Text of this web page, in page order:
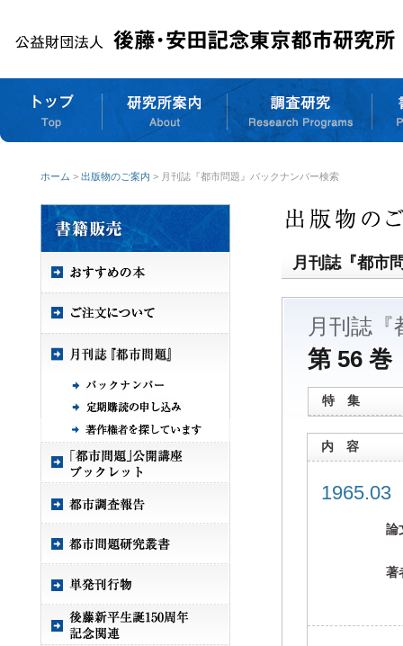
ホーム > 出版物のご案内 > 月刊誌『都市問題』バックナンバー検索
月刊誌『都市
月刊誌『
第 56
特 集
内 容
論
著